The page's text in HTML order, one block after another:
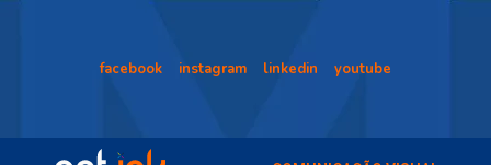
facebook instagram linkedin youtube